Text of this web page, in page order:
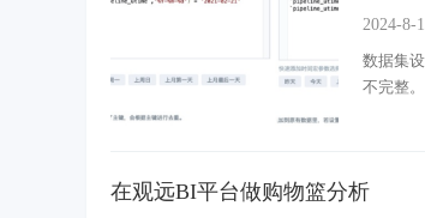
2024-8-
数据集
不完整
在观远BI平台做购物篮分析